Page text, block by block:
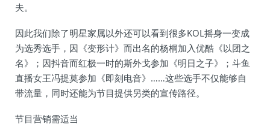
夫。
因此我们除了明星家属以外还可以看到很多KOL摇身一变成
为选秀选手，因《变形计》而出名的杨桐加入优酷《以团之
名》；因抖音而红极一时的斯外戈参加《明日之子》；斗鱼
直播女王冯提莫参加《即刻电音》……这些选手不仅能够自
带流量，同时还能为节目提供另类的宣传路径。
节目营销需适当